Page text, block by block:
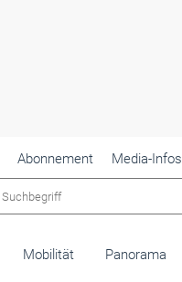
Abonnement
Media-Infos
Mobilität Panorama